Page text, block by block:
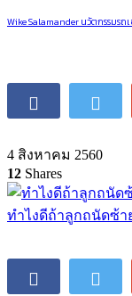
บทความที่เกี่ย
ชี